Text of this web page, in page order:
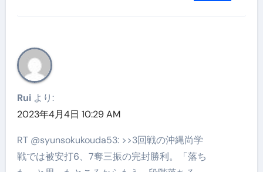
Rui より:
2023年4月4日 10:29 AM
RT @syunsokukouda53: >>3回戦の沖縄尚学
戦では被安打6、7奪三振の完封勝利。「落ち